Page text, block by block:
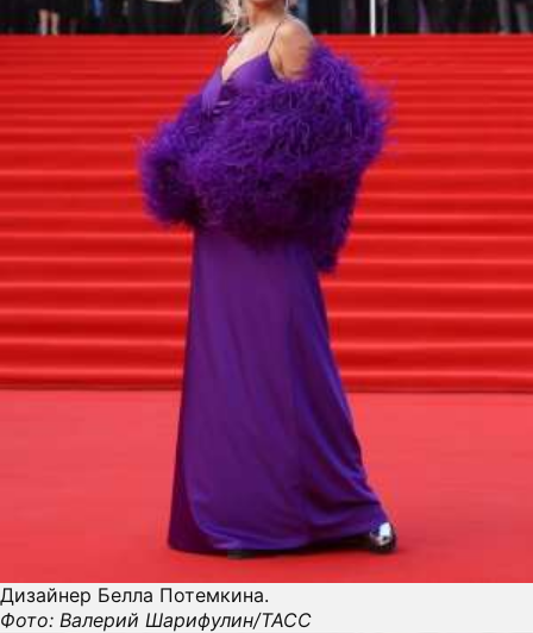
Дизайнер Белла Потемкина.
Фото: Валерий Шарифулин/ТАСС